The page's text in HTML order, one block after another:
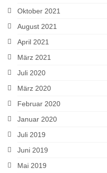
Oktober 2021
August 2021
April 2021
März 2021
Juli 2020
März 2020
Februar 2020
Januar 2020
Juli 2019
Juni 2019
Mai 2019